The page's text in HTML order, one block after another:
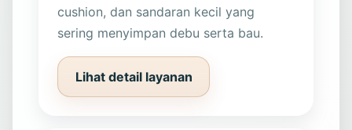
cushion, dan sandaran kecil yang
sering menyimpan debu serta bau.
Lihat detail layanan